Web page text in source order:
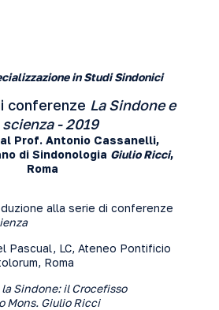
in Studi Sindonici
conferenze La Sindone e
scienza - 2019
Prof. Antonio Cassanelli,
di Sindonologia Giulio Ricci,
Roma
alla serie di conferenze
Pascual, LC, Ateneo Pontificio
Roma
Sindone: il Crocefisso
Mons. Giulio Ricci